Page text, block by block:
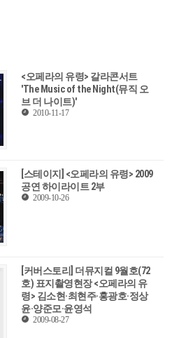
<오페라의 유령> 갈라콘서트
'The Music of the Night(뮤직 오
브 더 나이트)'
2010-11-17
[스테이지] <오페라의 유령> 2009
공연 하이라이트 2부
2009-10-26
[커버스토리] 더뮤지컬 9월호(72
호) 표지촬영현장 <오페라의 유
령> 김소현·최현주·홍광호·정상
윤·양준모·윤영석
2009-08-27